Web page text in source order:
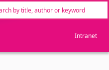
Intranet